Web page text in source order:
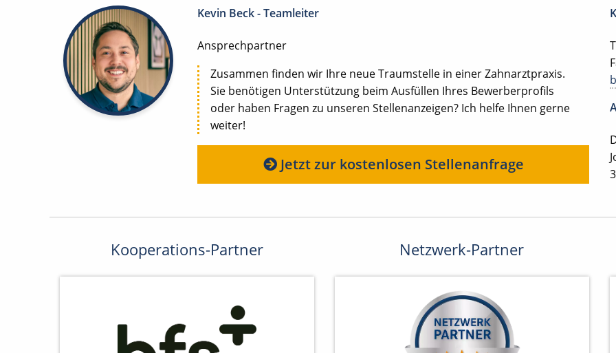
Kevin Beck - Teamleiter
Ansprechpartner
Zusammen finden wir Ihre neue Traumstelle in einer Zahnarztpraxis.
Sie benötigen Unterstützung beim Ausfüllen Ihres Bewerberprofils
oder haben Fragen zu unseren Stellenanzeigen? Ich helfe Ihnen gerne
weiter!
Jetzt zur kostenlosen Stellenanfrage
Kooperations-Partner Netzwerk-Partner